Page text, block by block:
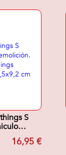
S
2
16,95 €